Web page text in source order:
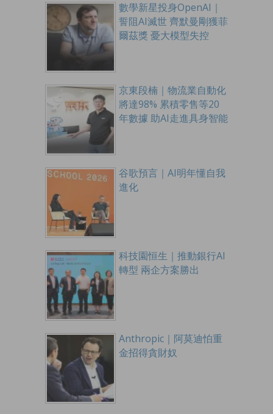
數學新星投身OpenAI｜
誓阻AI滅世 齊默曼剛獲菲
爾茲獎 憂大模型失控
京東段楠｜物流業自動化
將達98% 累積零售等20
年數據 助AI走進具身智能
谷歌預言｜AI明年懂自我
進化
科技園恒生｜推動銀行AI
轉型 兩企方案勝出
Anthropic｜阿莫迪怕重
金招得貪財奴